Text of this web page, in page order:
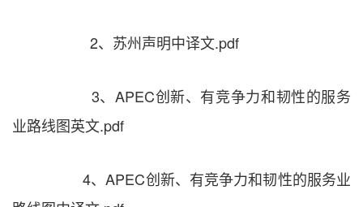
2、苏州声明中译文.pdf
3、APEC创新、有竞争力和韧性的服务
业路线图英文.pdf
4、APEC创新、有竞争力和韧性的服务业